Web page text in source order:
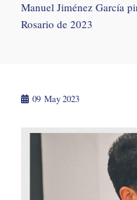
Manuel Jiménez García
Rosario de 2023
09 May 2023